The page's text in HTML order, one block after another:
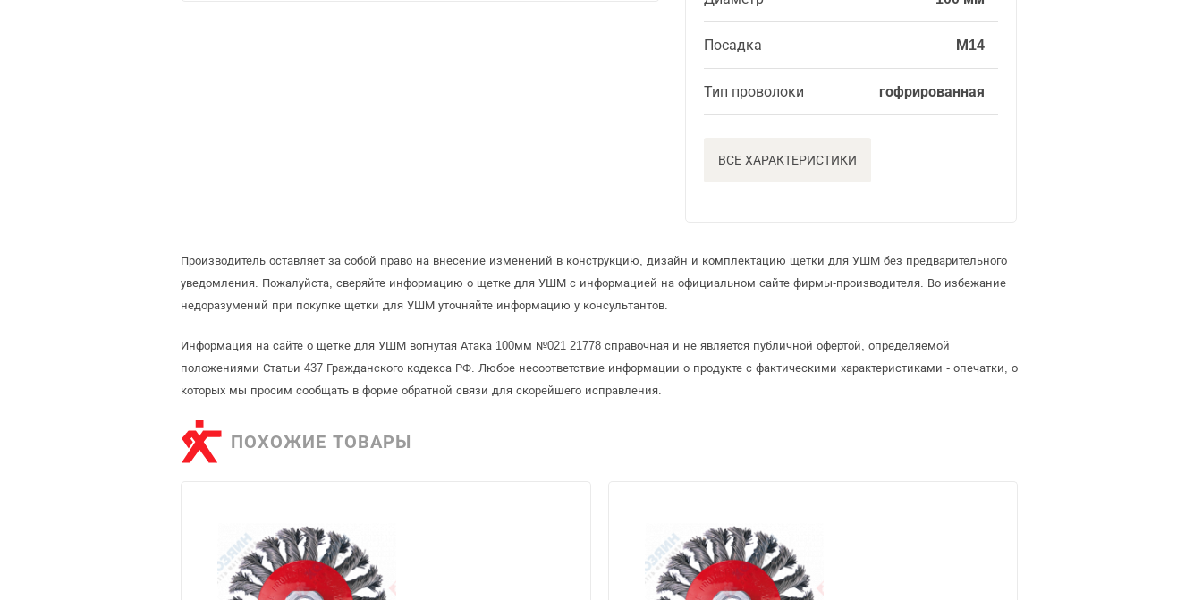
Посадка М14
Тип проволоки гофрированная
ВСЕ ХАРАКТЕРИСТИКИ
Производитель оставляет за собой право на внесение изменений в конструкцию, дизайн и комплектацию щетки для УШМ без предварительного
уведомления. Пожалуйста, сверяйте информацию о щетке для УШМ с информацией на официальном сайте фирмы-производителя. Во избежание
недоразумений при покупке щетки для УШМ уточняйте информацию у консультантов.
Информация на сайте о щетке для УШМ вогнутая Атака 100мм №021 21778 справочная и не является публичной офертой, определяемой
положениями Статьи 437 Гражданского кодекса РФ. Любое несоответствие информации о продукте с фактическими характеристиками - опечатки, о
которых мы просим сообщать в форме обратной связи для скорейшего исправления.
ПОХОЖИЕ ТОВАРЫ